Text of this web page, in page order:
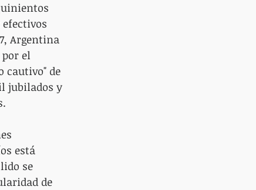
Argentina
el
cautivo" de
jubilados y
está
se
de